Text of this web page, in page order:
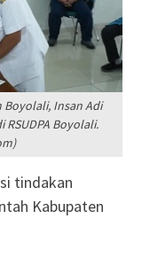
Insan Adi
Boyolali.
tindakan
Kabupaten